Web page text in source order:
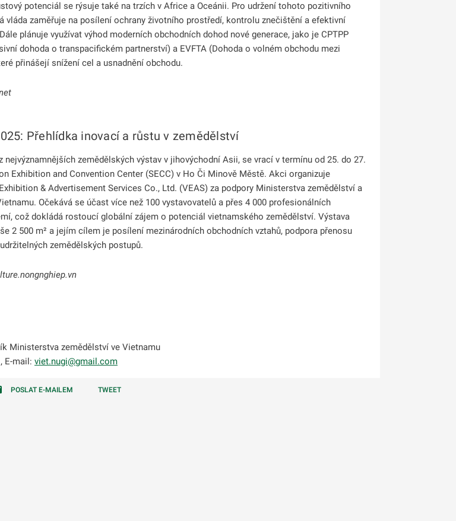
potenciál se rýsuje také na trzích v Africe a Oceánii. Pro udržení tohoto pozitivního
vláda zaměřuje na posílení ochrany životního prostředí, kontrolu znečištění a efektivní
plánuje využívat výhod moderních obchodních dohod nové generace, jako je CPTPP
dohoda o transpacifickém partnerství) a EVFTA (Dohoda o volném obchodu mezi
přinášejí snížení cel a usnadnění obchodu.
Přehlídka inovací a růstu v zemědělství
nejvýznamnějších zemědělských výstav v jihovýchodní Asii, se vrací v termínu od 25. do 27.
Exhibition and Convention Center (SECC) v Ho Či Minově Městě. Akci organizuje
& Advertisement Services Co., Ltd. (VEAS) za podpory Ministerstva zemědělství a
Očekává se účast více než 100 vystavovatelů a přes 4 000 profesionálních
což dokládá rostoucí globální zájem o potenciál vietnamského zemědělství. Výstava
2 500 m² a jejím cílem je posílení mezinárodních obchodních vztahů, podpora přenosu
zemědělských postupů.
Ministerstva zemědělství ve Vietnamu
E-mail: viet.nugi@gmail.com
POSLAT E-MAILEM TWEET